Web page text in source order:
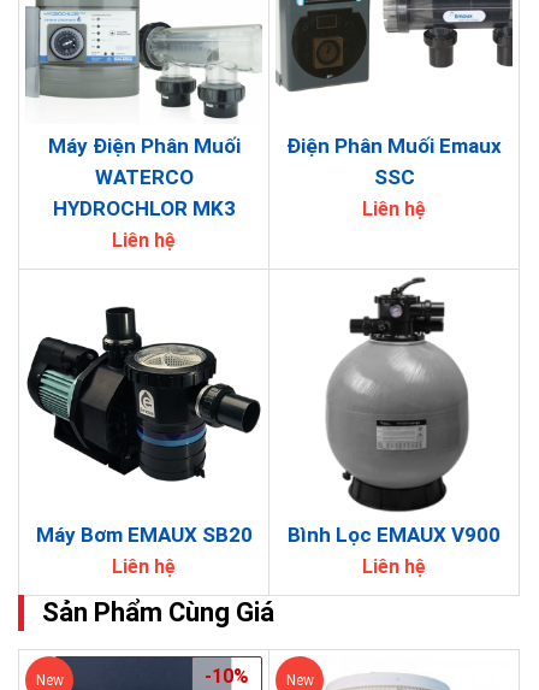
Máy Điện Phân Muối
WATERCO
HYDROCHLOR MK3
Liên hệ
Điện Phân Muối Emaux
SSC
Liên hệ
Máy Bơm EMAUX SB20
Liên hệ
Bình Lọc EMAUX V900
Liên hệ
Sản Phẩm Cùng Giá
New -10% New